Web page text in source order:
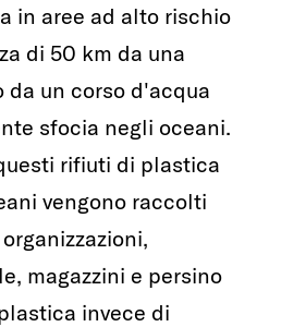
in aree ad alto rischio
di 50 km da una
da un corso d'acqua
sfocia negli oceani.
rifiuti di plastica
vengono raccolti
magazzini e persino
invece di